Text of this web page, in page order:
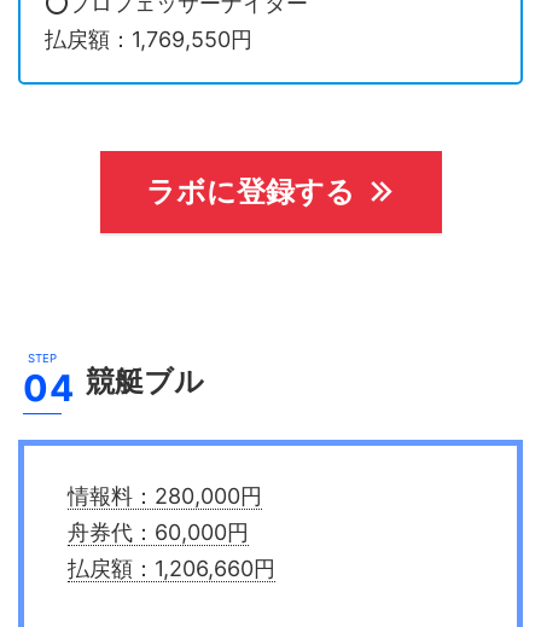
払戻額：1,769,550円
ラボに登録する
競艇ブル
情報料：280,000円
舟券代：60,000円
払戻額：1,206,660円